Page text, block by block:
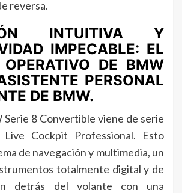
reversa.
INTUITIVA Y
IMPECABLE: EL
DE BMW
PERSONAL
DE BMW.
Serie 8 Convertible viene de serie
Cockpit Professional. Esto
de navegación y multimedia, un
totalmente digital y de
detrás del volante con una